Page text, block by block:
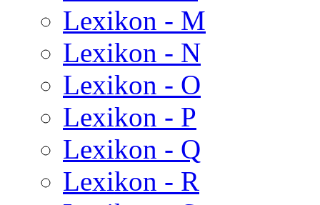
Lexikon - M
Lexikon - N
Lexikon - O
Lexikon - P
Lexikon - Q
Lexikon - R